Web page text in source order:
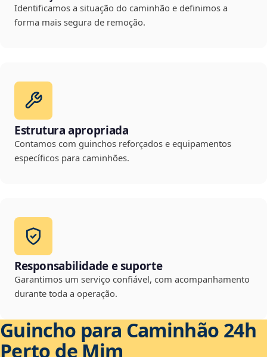
Identificamos a situação do caminhão e definimos a
forma mais segura de remoção.
Estrutura apropriada
Contamos com guinchos reforçados e equipamentos
específicos para caminhões.
Responsabilidade e suporte
Garantimos um serviço confiável, com acompanhamento
durante toda a operação.
Guincho para Caminhão 24h
Perto de Mim